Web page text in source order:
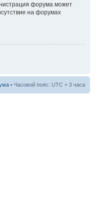
форума может
на форумах
• Часовой пояс: UTC + 3 часа